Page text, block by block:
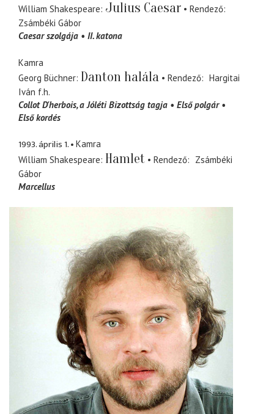
William Shakespeare Julius Caesar
Rendező
Zsámbéki Gábor
Caesar szolgája
II. katona
Kamra
Georg Büchner Danton halála Rendező
Hargitai
Iván f.h.
Collot D'herbois a Jóléti Bizottság tagja
Első polgár
Első kordés
1993. április 1.
Kamra
William Shakespeare Hamlet Rendező
Zsámbéki
Gábor
Marcellus